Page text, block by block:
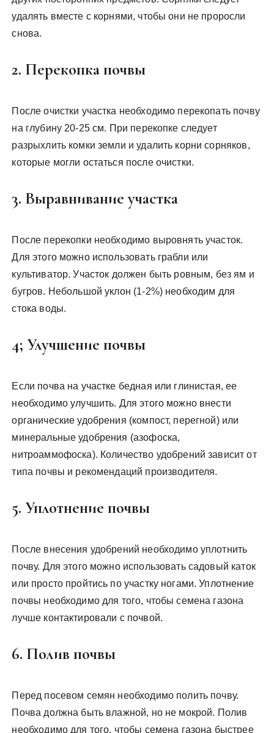
удалять вместе с корнями, чтобы они не проросли
снова.
2. Перекопка почвы
После очистки участка необходимо перекопать почву
на глубину 20-25 см. При перекопке следует
разрыхлить комки земли и удалить корни сорняков,
которые могли остаться после очистки.
3. Выравнивание участка
После перекопки необходимо выровнять участок.
Для этого можно использовать грабли или
культиватор. Участок должен быть ровным, без ям и
бугров. Небольшой уклон (1-2%) необходим для
стока воды.
4; Улучшение почвы
Если почва на участке бедная или глинистая, ее
необходимо улучшить. Для этого можно внести
органические удобрения (компост, перегной) или
минеральные удобрения (азофоска,
нитроаммофоска). Количество удобрений зависит от
типа почвы и рекомендаций производителя.
5. Уплотнение почвы
После внесения удобрений необходимо уплотнить
почву. Для этого можно использовать садовый каток
или просто пройтись по участку ногами. Уплотнение
почвы необходимо для того, чтобы семена газона
лучше контактировали с почвой.
6. Полив почвы
Перед посевом семян необходимо полить почву.
Почва должна быть влажной, но не мокрой. Полив
необходимо для того, чтобы семена газона быстрее